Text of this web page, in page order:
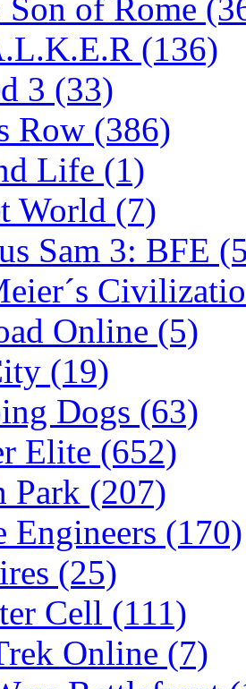
Son of Rome
(136)
3 (33)
Row (386)
Life (1)
World (7)
Sam 3: BFE
Online (5)
(19)
Dogs (63)
Elite (652)
Park (207)
Engineers (170)
(25)
Cell (111)
Online (7)